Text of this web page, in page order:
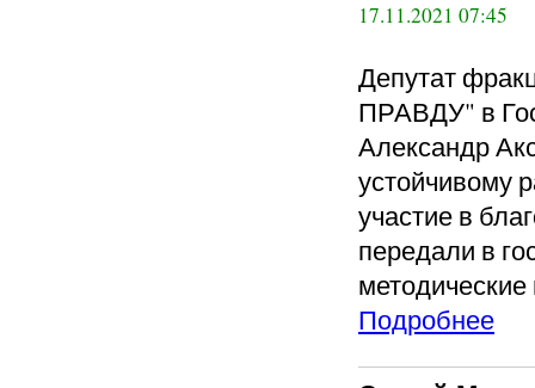
17.11.2021 07:45
Депутат
ПРАВДУ" в
Александр
устойчивому
участие в
передали в
Подробнее